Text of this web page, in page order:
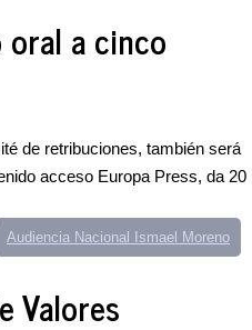
a cinco
de retribuciones, también será
acceso Europa Press, da 20
Audiencia Nacional Ismael Moreno
Valores